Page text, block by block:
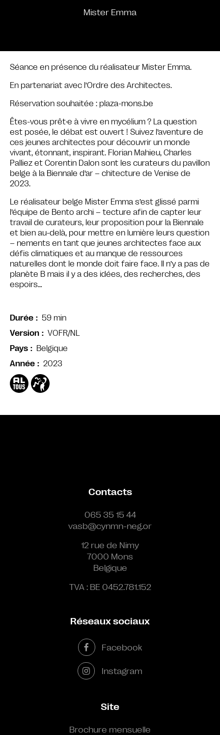
Mister Emma
Séance en présence du réalisateur Mister Emma.
En partenariat avec l’Ordre des Architectes.
Réservation souhaitée : plaza-mons.be
Êtes-vous prêt·e à vivre en mycélium ? La question
est posée, le débat est ouvert ! Suivez l’aventure de
ces jeunes architectes pour découvrir un monde
vivant, étonnant, inspirant. Florian Mahieu, Charles
Palliez et Corentin Dalon sont les curateurs du pavillon
belge à la Biennale d’ar – chitecture de Venise de
2023.
Le réalisateur belge Mister Emma s’est glissé parmi
l’équipe de Bento archi – tecture afin de capter leur
travail de curateurs, leur proposition pour la Biennale
et bien au-delà, pour mettre en lumière leurs question
– nements en tant que jeunes architectes face aux
défis climatiques et au manque de ressources
naturelles dont le monde doit faire face. Il n’y a pas de
planète B mais il y a des idées, des recherches, des
espoirs…
Durée
59 min
Version
VOFR/NL
Pays
Belgique
Année
2023
Contacts
065 35 15 44
vasb@cynmn-neg.or
12 rue de Nimy
7000 Mons
Belgique
TVA : BE 0452.781.152
Réseaux sociaux
Facebook
Instagram
Site
Brochure mensuelle